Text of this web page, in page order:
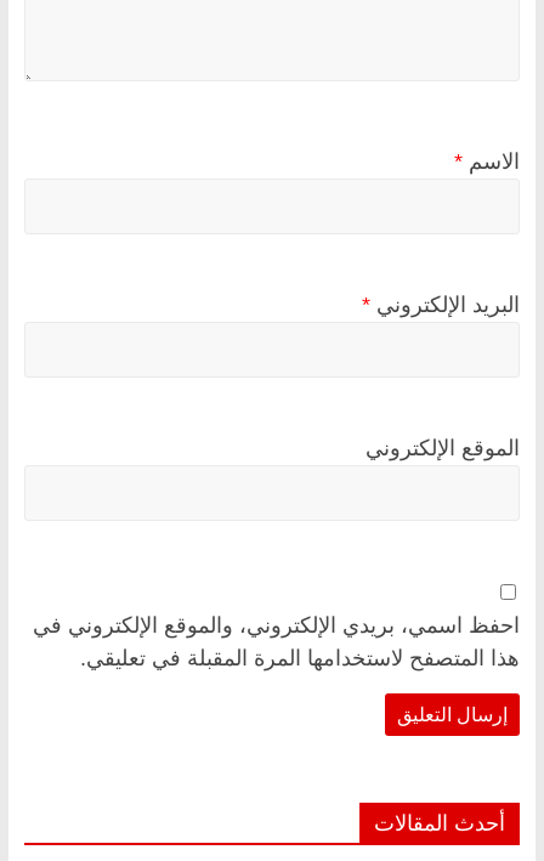
الاسم *
البريد الإلكتروني *
الموقع الإلكتروني
احفظ اسمي، بريدي الإلكتروني، والموقع الإلكتروني في
هذا المتصفح لاستخدامها المرة المقبلة في تعليقي.
أحدث المقالات